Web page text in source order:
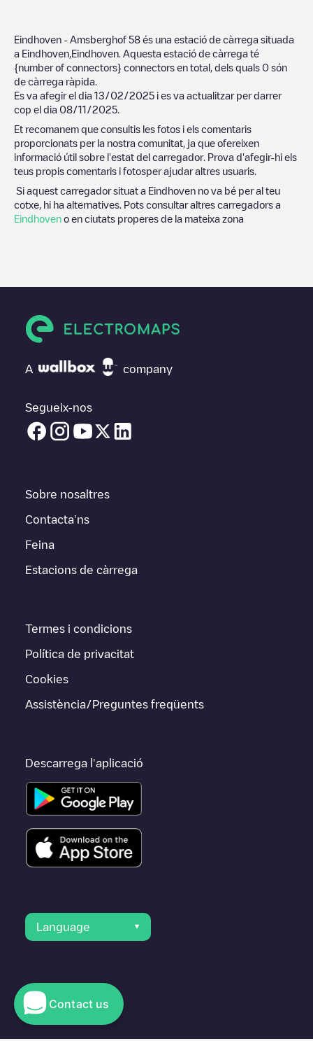
Eindhoven - Amsberghof 58 és una estació de càrrega situada
a Eindhoven Eindhoven . Aquesta estació de càrrega té
{number of connectors} connectors en total, dels quals 0 són
de càrrega ràpida.
Es va afegir el dia 13/02/2025 i es va actualitzar per darrer
cop el dia 08/11/2025
Et recomanem que consultis les fotos i els comentaris
proporcionats per la nostra comunitat, ja que ofereixen
informació útil sobre l'estat del carregador. Prova d'afegir-hi els
teus propis comentaris i fotosper ajudar altres usuaris.
Si aquest carregador situat a Eindhoven no va bé per al teu
cotxe, hi ha alternatives. Pots consultar altres carregadors a
Eindhoven o en ciutats properes de la mateixa zona
A company
Segueix-nos
Sobre nosaltres
Contacta'ns
Feina
Estacions de càrrega
Termes i condicions
Política de privacitat
Cookies
Assistència/Preguntes freqüents
Descarrega l'aplicació
Language
© 2023 Electromaps
Contact us